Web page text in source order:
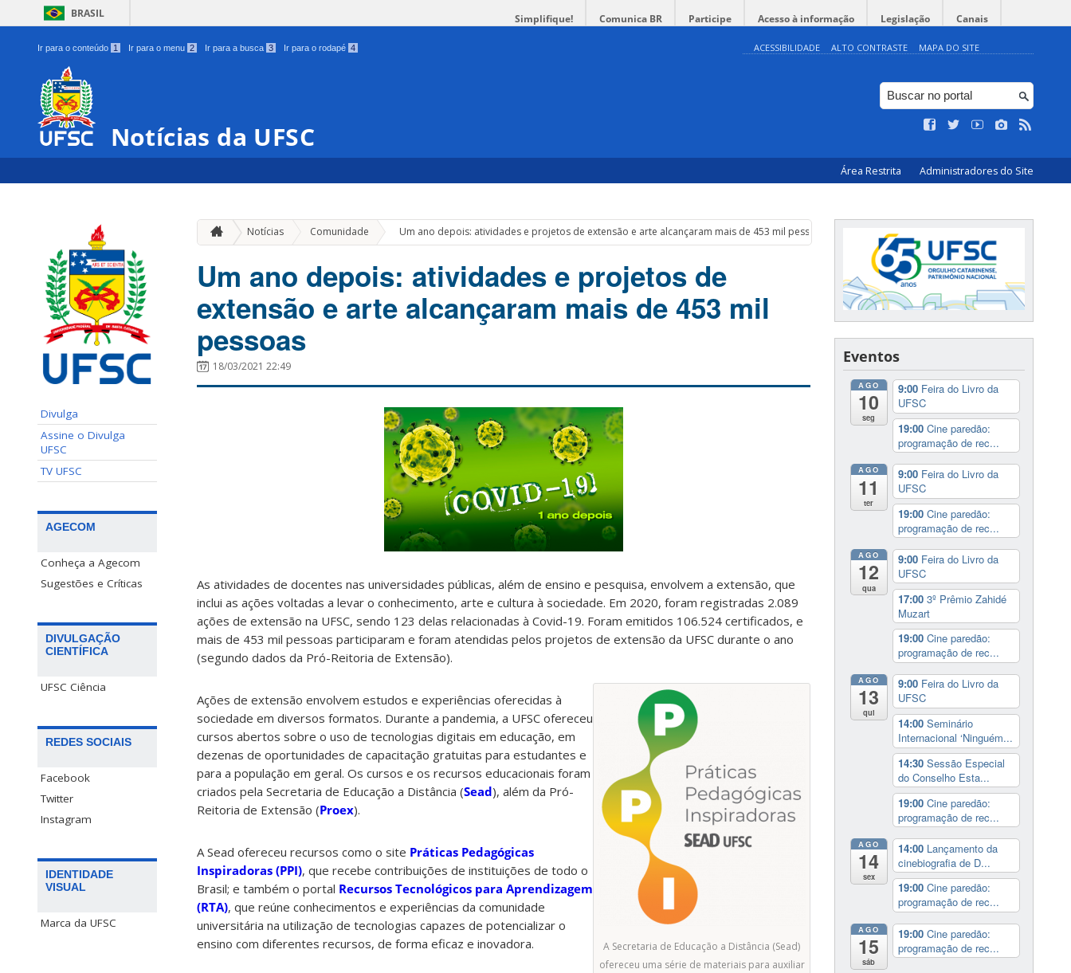
BRASIL Simplifique! Comunica BR Participe Acesso à informação Legislação Canais
Ir para o conteúdo 1 Ir para o menu 2 Ir para a busca 3 Ir para o rodapé 4 ACESSIBILIDADE ALTO CONTRASTE MAPA DO SITE
Notícias da UFSC
Área Restrita Administradores do Site
Divulga
Assine o Divulga
UFSC
TV UFSC
AGECOM
Conheça a Agecom
Sugestões e Críticas
DIVULGAÇÃO
CIENTÍFICA
UFSC Ciência
REDES SOCIAIS
Facebook
Twitter
Instagram
IDENTIDADE
VISUAL
Marca da UFSC
Notícias Comunidade » Um ano depois: atividades e projetos de extensão e arte alcançaram mais de 453 mil pessoas
Um ano depois: atividades e projetos de
extensão e arte alcançaram mais de 453 mil
pessoas
18/03/2021 22:49
As atividades de docentes nas universidades públicas, além de ensino e pesquisa, envolvem a extensão, que
inclui as ações voltadas a levar o conhecimento, arte e cultura à sociedade. Em 2020, foram registradas 2.089
ações de extensão na UFSC, sendo 123 delas relacionadas à Covid-19. Foram emitidos 106.524 certificados, e
mais de 453 mil pessoas participaram e foram atendidas pelos projetos de extensão da UFSC durante o ano
(segundo dados da Pró-Reitoria de Extensão).
A Secretaria de Educação a Distância (Sead)
ofereceu uma série de materiais para auxiliar
Ações de extensão envolvem estudos e experiências oferecidas à
sociedade em diversos formatos. Durante a pandemia, a UFSC ofereceu
cursos abertos sobre o uso de tecnologias digitais em educação, em
dezenas de oportunidades de capacitação gratuitas para estudantes e
para a população em geral. Os cursos e os recursos educacionais foram
criados pela Secretaria de Educação a Distância (Sead), além da Pró-
Reitoria de Extensão (Proex).
A Sead ofereceu recursos como o site Práticas Pedagógicas
Inspiradoras (PPI), que recebe contribuições de instituições de todo o
Brasil; e também o portal Recursos Tecnológicos para Aprendizagem
(RTA), que reúne conhecimentos e experiências da comunidade
universitária na utilização de tecnologias capazes de potencializar o
ensino com diferentes recursos, de forma eficaz e inovadora.
Eventos
AGO
10
seg
9:00 Feira do Livro da
UFSC
19:00 Cine paredão:
programação de rec...
AGO
11
ter
9:00 Feira do Livro da
UFSC
19:00 Cine paredão:
programação de rec...
AGO
12
qua
9:00 Feira do Livro da
UFSC
17:00 3º Prêmio Zahidé
Muzart
19:00 Cine paredão:
programação de rec...
AGO
13
qui
9:00 Feira do Livro da
UFSC
14:00 Seminário
Internacional ‘Ninguém...
14:30 Sessão Especial
do Conselho Esta...
19:00 Cine paredão:
programação de rec...
AGO
14
sex
14:00 Lançamento da
cinebiografia de D...
19:00 Cine paredão:
programação de rec...
AGO
15
sáb
19:00 Cine paredão:
programação de rec...